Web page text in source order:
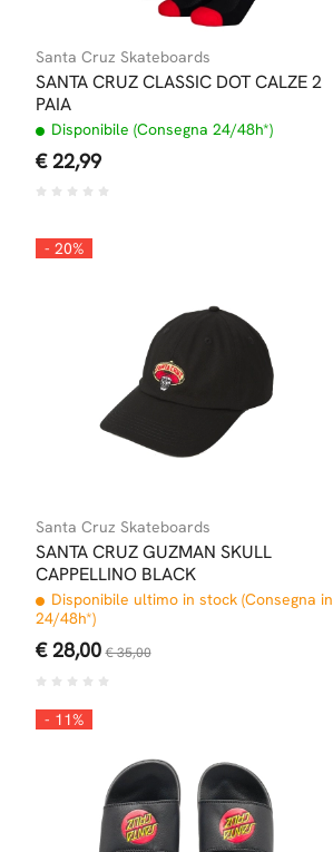
Santa Cruz Skateboards
SANTA CRUZ CLASSIC DOT CALZE 2
PAIA
Disponibile (Consegna 24/48h*)
€ 22,99
- 20%
Santa Cruz Skateboards
SANTA CRUZ GUZMAN SKULL
CAPPELLINO BLACK
Disponibile ultimo in stock (Consegna in
24/48h*)
€ 28,00 € 35,00
- 11%